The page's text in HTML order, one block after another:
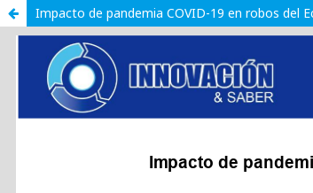
Impacto de pandemia COVID-19 en robos del